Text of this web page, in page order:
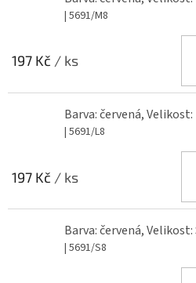
| 5691/M8
197 Kč / ks
Barva: červená, Velikost:
| 5691/L8
197 Kč / ks
Barva: červená, Velikost:
| 5691/S8